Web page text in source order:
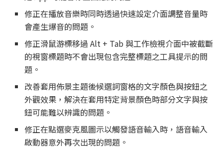
修正在播放音樂時同時透過快速設定介面調整音量時
會產生爆音的問題。
修正滑鼠游標移過 Alt + Tab 與工作檢視介面中被截斷
的視窗標題時不會出現包含完整標題之工具提示的問
題。
改善套用佈景主題後候選詞窗格的文字顏色與按鈕之
外觀效果，解決在套用特定背景顏色時部分文字與按
鈕可能難以辨識的問題。
修正在點選麥克風圖示以觸發語音輸入時，語音輸入
啟動器意外再次出現的問題。